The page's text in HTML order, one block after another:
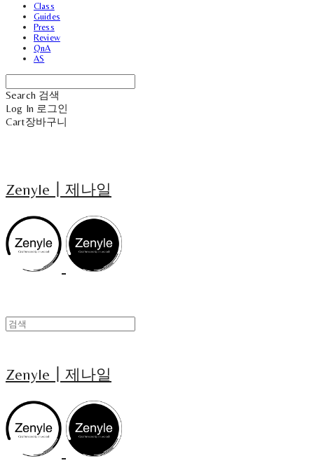
Class
Guides
Press
Review
QnA
AS
Search 검색
Log In 로그인
Cart장바구니
Zenyle┃제나일
Zenyle┃제나일